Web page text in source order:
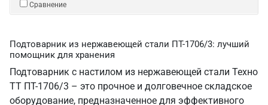
Сравнение
Подтоварник из нержавеющей стали ПТ-1706/3: лучший
помощник для хранения
Подтоварник с настилом из нержавеющей стали Техно
ТТ ПТ-1706/3 – это прочное и долговечное складское
оборудование, предназначенное для эффективного